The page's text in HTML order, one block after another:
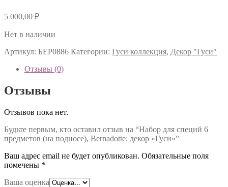
5 000,00 ₽
Нет в наличии
Артикул: БЕР0886 Категории: Гуси коллекция, Декор "Гуси"
Отзывы (0)
Отзывы
Отзывов пока нет.
Будьте первым, кто оставил отзыв на “Набор для специй 6
предметов (на подносе), Bernadotte; декор «Гуси»”
Ваш адрес email не будет опубликован. Обязательные поля
помечены *
Ваша оценка